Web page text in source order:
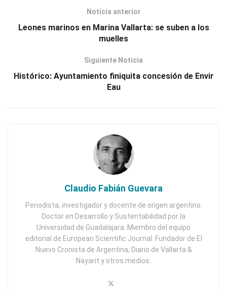
Noticia anterior
Leones marinos en Marina Vallarta: se suben a los
muelles
Siguiente Noticia
Histórico: Ayuntamiento finiquita concesión de Envir
Eau
Claudio Fabián Guevara
Periodista, investigador y docente de origen argentino.
Doctor en Desarrollo y Sustentabilidad por la
Universidad de Guadalajara. Miembro del equipo
editorial de European Scientific Journal. Fundador de El
Nuevo Cronista de Argentina, Diario de Vallarta &
Nayarit y otros medios.